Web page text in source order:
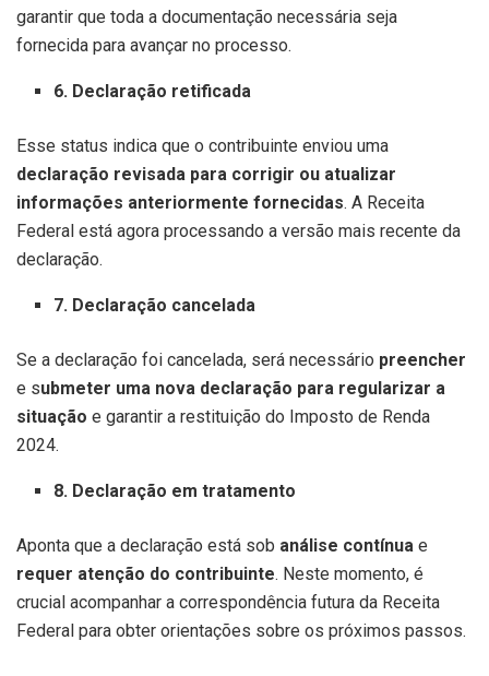
garantir que toda a documentação necessária seja
fornecida para avançar no processo.
6. Declaração retificada
Esse status indica que o contribuinte enviou uma
declaração revisada para corrigir ou atualizar
informações anteriormente fornecidas. A Receita
Federal está agora processando a versão mais recente da
declaração.
7. Declaração cancelada
Se a declaração foi cancelada, será necessário preencher
e submeter uma nova declaração para regularizar a
situação e garantir a restituição do Imposto de Renda
2024.
8. Declaração em tratamento
Aponta que a declaração está sob análise contínua e
requer atenção do contribuinte. Neste momento, é
crucial acompanhar a correspondência futura da Receita
Federal para obter orientações sobre os próximos passos.